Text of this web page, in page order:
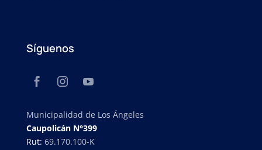
Síguenos
Municipalidad de Los Ángeles
Caupolicán N°399
Rut: 69.170.100-K